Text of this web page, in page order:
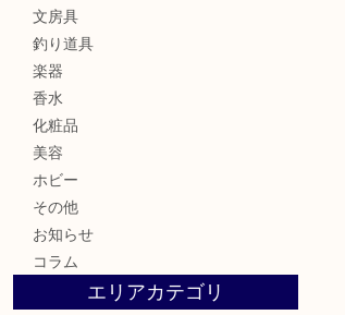
文房具
釣り道具
楽器
香水
化粧品
美容
ホビー
その他
お知らせ
コラム
エリアカテゴリ